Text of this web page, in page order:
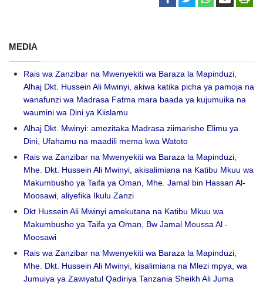
MEDIA
Rais wa Zanzibar na Mwenyekiti wa Baraza la Mapinduzi,
Alhaj Dkt. Hussein Ali Mwinyi, akiwa katika picha ya pamoja na
wanafunzi wa Madrasa Fatma mara baada ya kujumuika na
waumini wa Dini ya Kiislamu
Alhaj Dkt. Mwinyi: amezitaka Madrasa ziimarishe Elimu ya
Dini, Ufahamu na maadili mema kwa Watoto
Rais wa Zanzibar na Mwenyekiti wa Baraza la Mapinduzi,
Mhe. Dkt. Hussein Ali Mwinyi, akisalimiana na Katibu Mkuu wa
Makumbusho ya Taifa ya Oman, Mhe. Jamal bin Hassan Al-
Moosawi, aliyefika Ikulu Zanzi
Dkt Hussein Ali Mwinyi amekutana na Katibu Mkuu wa
Makumbusho ya Taifa ya Oman, Bw Jamal Moussa Al -
Moosawi
Rais wa Zanzibar na Mwenyekiti wa Baraza la Mapinduzi,
Mhe. Dkt. Hussein Ali Mwinyi, kisalimiana na Mlezi mpya, wa
Jumuiya ya Zawiyatul Qadiriya Tanzania Sheikh Ali Juma